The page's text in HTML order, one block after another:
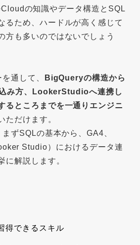
の知識やデータ構造とSQL
るため、ハードルが高く感じて
方も多いのではないでしょう
通して、
BigQueryの構造から
み方、LookerStudioへ連携し
るところまでを一通りエンジニ
ただけます。
ずSQLの基本から、GA4、
Studio）におけるデータ連
に解説します。
得できるスキル